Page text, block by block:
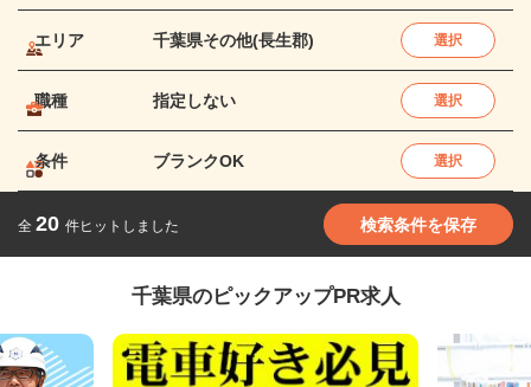
エリア 千葉県その他(長生郡) 選択
職種 指定しない 選択
条件 ブランクOK 選択
全 20 件ヒットしました 検索条件を保存
千葉県のピックアップPR求人